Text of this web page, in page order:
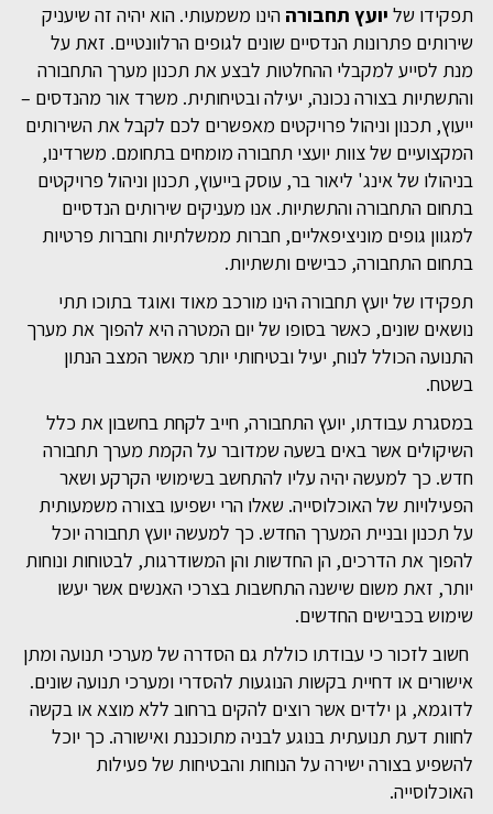
תפקידו של יועץ תחבורה הינו משמעותי. הוא יהיה זה שיעניק
שירותים פתרונות הנדסיים שונים לגופים הרלוונטיים. זאת על
מנת לסייע למקבלי ההחלטות לבצע את תכנון מערך התחבורה
והתשתיות בצורה נכונה, יעילה ובטיחותית. משרד אור מהנדסים –
ייעוץ, תכנון וניהול פרויקטים מאפשרים לכם לקבל את השירותים
המקצועיים של צוות יועצי תחבורה מומחים בתחומם. משרדינו,
בניהולו של אינג' ליאור בר, עוסק בייעוץ, תכנון וניהול פרויקטים
בתחום התחבורה והתשתיות. אנו מעניקים שירותים הנדסיים
למגוון גופים מוניציפאליים, חברות ממשלתיות וחברות פרטיות
בתחום התחבורה, כבישים ותשתיות.
תפקידו של יועץ תחבורה הינו מורכב מאוד ואוגד בתוכו תתי
נושאים שונים, כאשר בסופו של יום המטרה היא להפוך את מערך
התנועה הכולל לנוח, יעיל ובטיחותי יותר מאשר המצב הנתון
בשטח.
במסגרת עבודתו, יועץ התחבורה, חייב לקחת בחשבון את כלל
השיקולים אשר באים בשעה שמדובר על הקמת מערך תחבורה
חדש. כך למעשה יהיה עליו להתחשב בשימושי הקרקע ושאר
הפעילויות של האוכלוסייה. שאלו הרי ישפיעו בצורה משמעותית
על תכנון ובניית המערך החדש. כך למעשה יועץ תחבורה יוכל
להפוך את הדרכים, הן החדשות והן המשודרגות, לבטוחות ונוחות
יותר, זאת משום שישנה התחשבות בצרכי האנשים אשר יעשו
שימוש בכבישים החדשים.
חשוב לזכור כי עבודתו כוללת גם הסדרה של מערכי תנועה ומתן
אישורים או דחיית בקשות הנוגעות להסדרי ומערכי תנועה שונים.
לדוגמא, גן ילדים אשר רוצים להקים ברחוב ללא מוצא או בקשה
לחוות דעת תנועתית בנוגע לבניה מתוכננת ואישורה. כך יוכל
להשפיע בצורה ישירה על הנוחות והבטיחות של פעילות
האוכלוסייה.